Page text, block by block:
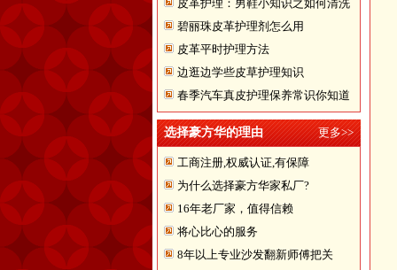
皮革护理：男鞋小知识之如何清洗
翻皮皮鞋
碧丽珠皮革护理剂怎么用
皮革平时护理方法
边逛边学些皮草护理知识
春季汽车真皮护理保养常识你知道
多少
选择豪方华的理由 更多>>
工商注册,权威认证,有保障
为什么选择豪方华家私厂?
16年老厂家，值得信赖
将心比心的服务
8年以上专业沙发翻新师傅把关